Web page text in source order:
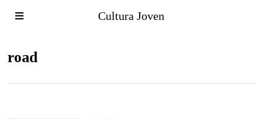
Cultura Joven
road